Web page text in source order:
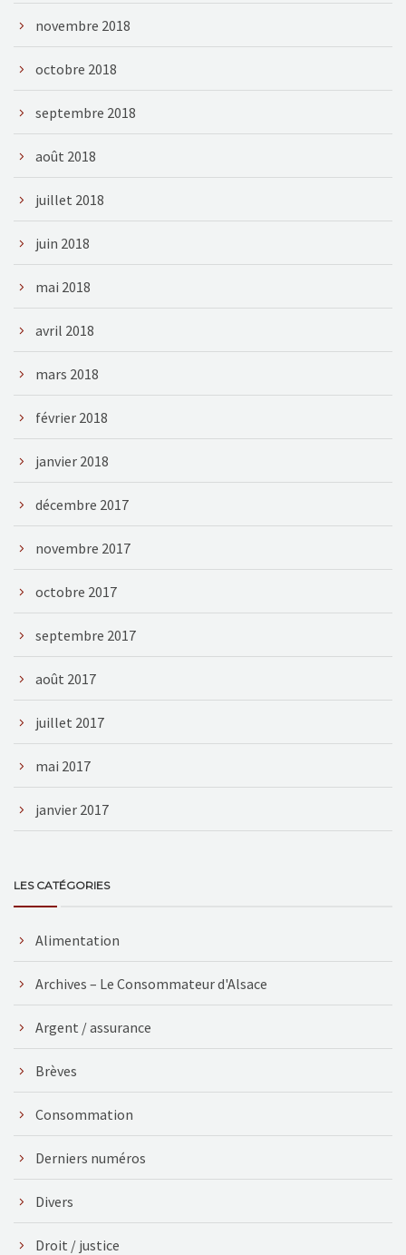
novembre 2018
octobre 2018
septembre 2018
août 2018
juillet 2018
juin 2018
mai 2018
avril 2018
mars 2018
février 2018
janvier 2018
décembre 2017
novembre 2017
octobre 2017
septembre 2017
août 2017
juillet 2017
mai 2017
janvier 2017
LES CATÉGORIES
Alimentation
Archives – Le Consommateur d'Alsace
Argent / assurance
Brèves
Consommation
Derniers numéros
Divers
Droit / justice